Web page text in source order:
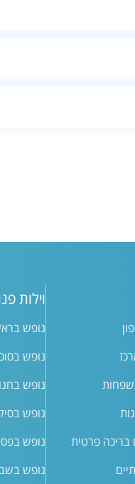
בריכה פרטית
וילות
נופש
נופש
נופש
נופש
נופש
נופש